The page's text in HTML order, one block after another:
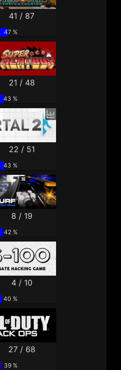
41 / 87
47 %
21 / 48
43 %
22 / 51
43 %
8 / 19
42 %
4 / 10
40 %
27 / 68
39 %